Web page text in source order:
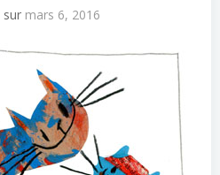
sur mars 6, 2016